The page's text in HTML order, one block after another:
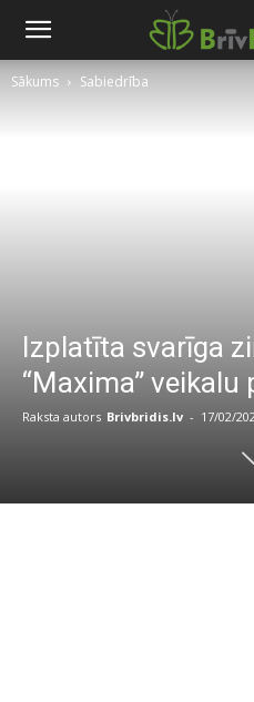
Sākums Sabiedrība
Izplatīta svarīga
“Maxima” veikalu
Raksta autors Brivbridis.lv - 17/02/